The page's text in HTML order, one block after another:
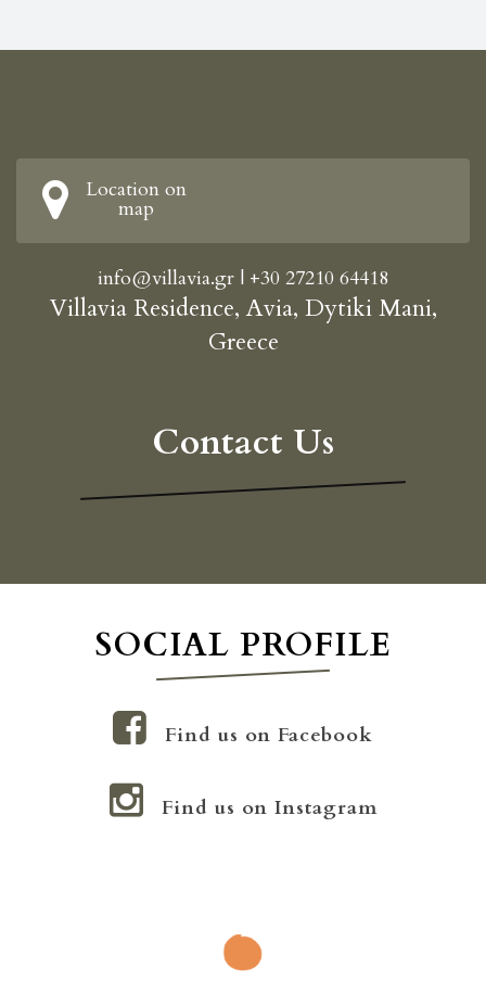
Location on
map
info@villavia.gr | +30 27210 64418
Villavia Residence, Avia, Dytiki Mani,
Greece
Contact Us
SOCIAL PROFILE
Find us on Facebook
Find us on Instagram